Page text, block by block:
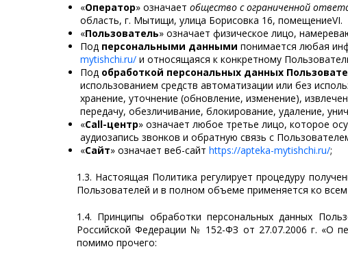
«Оператор» означает общество с ограниченной
область, г. Мытищи, улица Борисовка 16, помещениеVI.
«Пользователь» означает физическое лицо,
Под персональными данными понимается любая
mytishchi.ru/и относящаяся к конкретному
Под обработкой персональных данных
использованием средств автоматизации или без
хранение, уточнение (обновление, изменение),
передачу, обезличивание, блокирование, удаление,
«Call-центр» означает любое третье лицо, которое
аудиозапись звонков и обратную связь с
«Сайт» означает веб-сайт https://apteka-mytishchi.ru/;
1.3. Настоящая Политика регулирует процедуру
Пользователей и в полном объеме применяется ко
1.4. Принципы обработки персональных данных
Российской Федерации № 152-ФЗ от 27.07.2006 г. «О
помимо прочего: